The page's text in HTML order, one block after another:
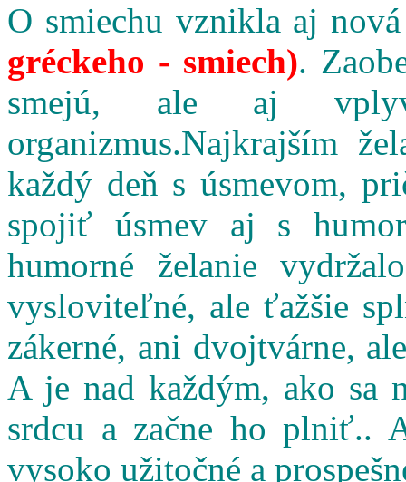
O smiechu vznikla aj
gréckeho - smiech).
smejú, ale aj
organizmus.Najkrajším
každý deň s úsmevom,
spojiť úsmev aj s
humorné želanie
vysloviteľné, ale ťažšie
zákerné, ani dvojtvárne,
A je nad každým, ako sa
srdcu a začne ho plniť..
vysoko užitočné a